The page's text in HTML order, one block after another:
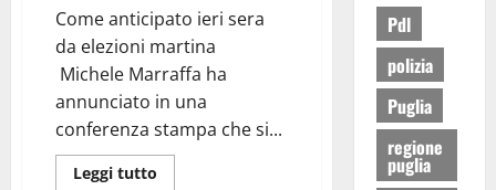
Come anticipato ieri sera
da elezioni martina
Michele Marraffa ha
annunciato in una
conferenza stampa che si...
Leggi tutto
Pdl
polizia
Puglia
regione
puglia